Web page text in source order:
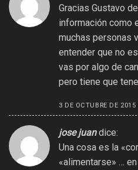
Gracias Gustavo
información como
muchas personas
entender que no
vas por algo de
pero tiene que
3 DE OCTUBRE DE
jose juan dice:
Una cosa es la
«alimentarse» …